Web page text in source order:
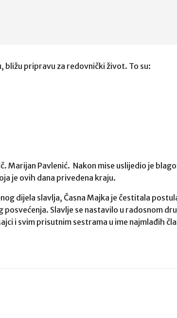
bližu pripravu za redovnički život. To su:
Marijan Pavlenić. Nakon mise uslijedio je
je ovih dana privedena kraju.
dijela slavlja, Časna Majka je čestitala
Slavlje se nastavilo u radosnom
i svim prisutnim sestrama u ime najmlađih